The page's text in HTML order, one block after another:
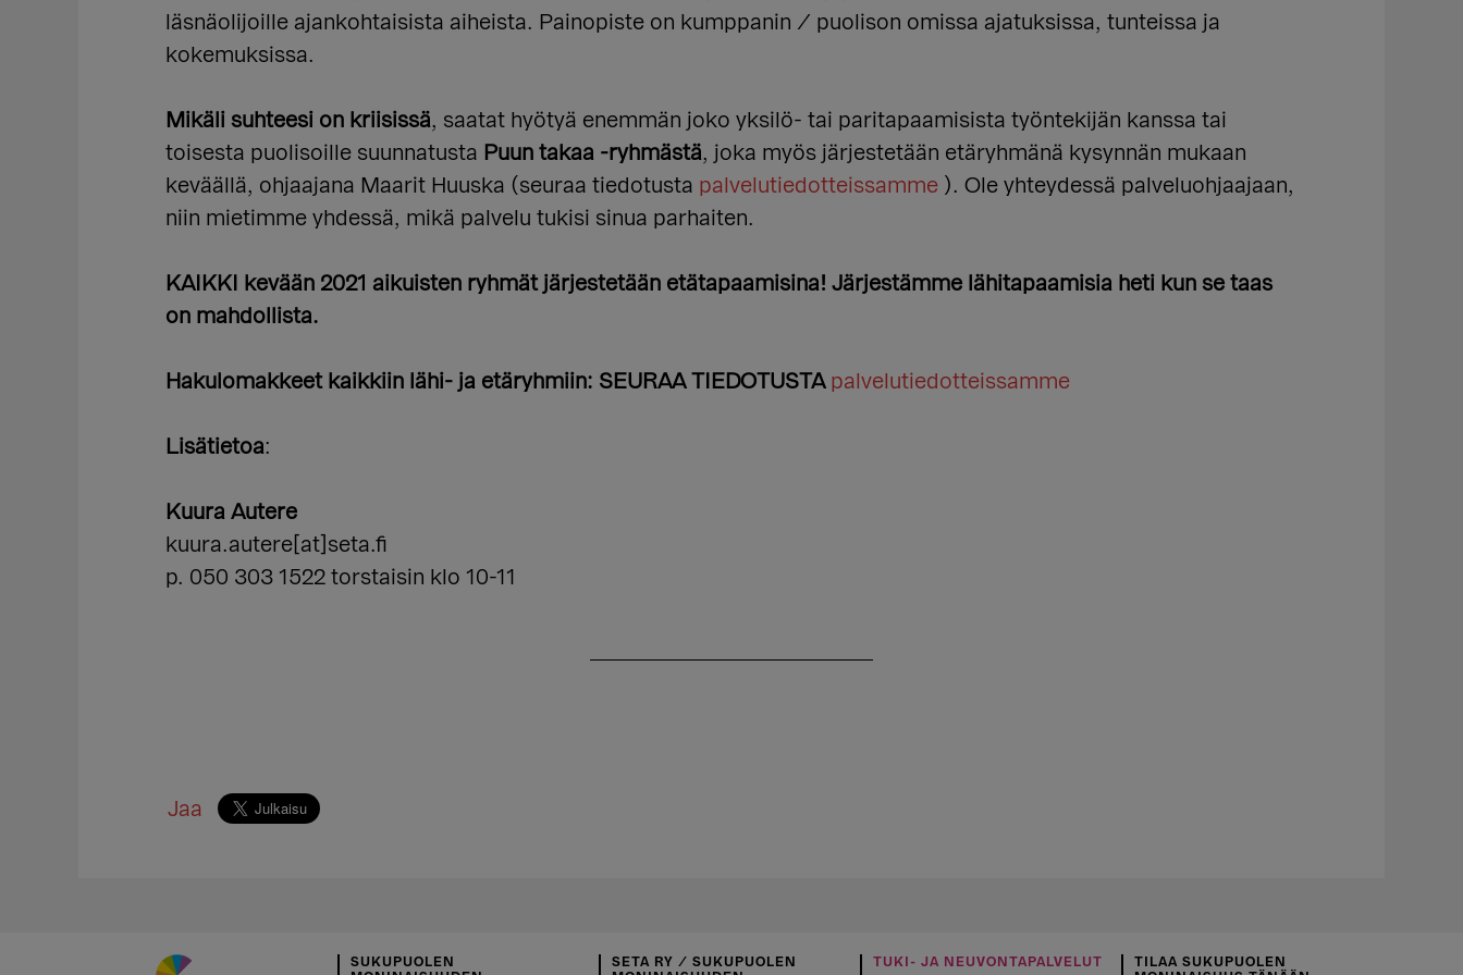
läsnäolijoille ajankohtaisista aiheista. Painopiste on kumppanin / puolison omissa ajatuksissa, tunteissa ja
kokemuksissa.
Mikäli suhteesi on kriisissä, saatat hyötyä enemmän joko yksilö- tai paritapaamisista työntekijän kanssa tai
toisesta puolisoille suunnatusta Puun takaa -ryhmästä, joka myös järjestetään etäryhmänä kysynnän mukaan
keväällä, ohjaajana Maarit Huuska (seuraa tiedotusta palvelutiedotteissamme ). Ole yhteydessä palveluohjaajaan,
niin mietimme yhdessä, mikä palvelu tukisi sinua parhaiten.
KAIKKI kevään 2021 aikuisten ryhmät järjestetään etätapaamisina! Järjestämme lähitapaamisia heti kun se taas
on mahdollista.
Hakulomakkeet kaikkiin lähi- ja etäryhmiin: SEURAA TIEDOTUSTA palvelutiedotteissamme
Lisätietoa:
Kuura Autere
kuura.autere[at]seta.fi
p. 050 303 1522 torstaisin klo 10-11
Jaa
SUKUPUOLEN
SETA RY / SUKUPUOLEN
TUKI- JA NEUVONTAPALVELUT
TILAA SUKUPUOLEN